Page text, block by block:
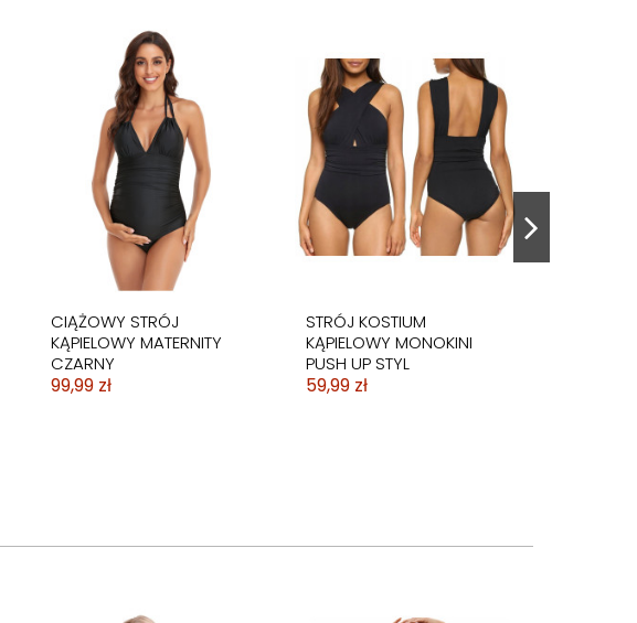
CIĄŻOWY STRÓJ
KĄPIELOWY MATERNITY
CZARNY
99,99 zł
STRÓJ KOSTIUM
KĄPIELOWY MONOKINI
PUSH UP STYL
59,99 zł